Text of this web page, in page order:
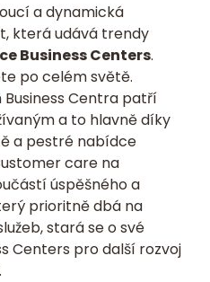
a dynamická
která udává trendy
Business Centers.
po celém světě.
Centra patří
a to hlavně díky
a pestré nabídce
care na
úspěšného a
prioritně dbá na
stará se o své
Centers pro další rozvoj